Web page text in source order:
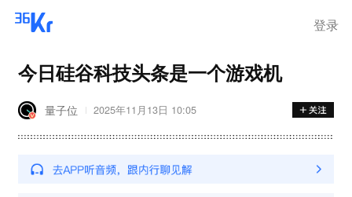
登录
今日硅谷科技头条是一个游戏机
量子位 2025年11月13日 10:05